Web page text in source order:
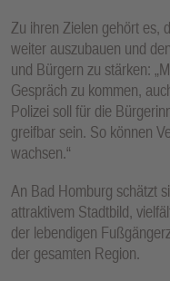
Zu ihren Zielen gehört es,
weiter auszubauen und
und Bürgern zu stärken:
Gespräch zu kommen,
Polizei soll für die
greifbar sein. So können
wachsen.“
An Bad Homburg schätzt
attraktivem Stadtbild,
der lebendigen
der gesamten Region.